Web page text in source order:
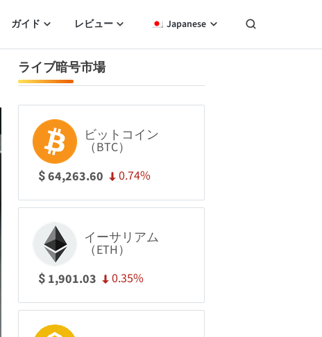
ガイド レビュー Japanese
ライブ暗号市場
ビットコイン
（BTC）
$64,263.60 0.74%
イーサリアム
（ETH）
$ 1,901.03 0.35%